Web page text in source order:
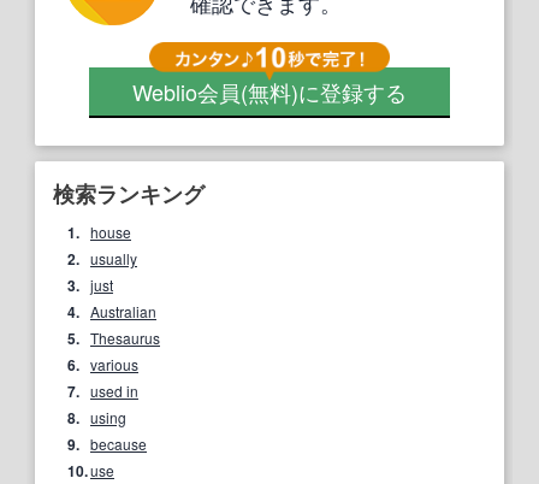
Weblio会員(無料)に登録する
検索ランキング
1. house
2. usually
3. just
4. Australian
5. Thesaurus
6. various
7. used in
8. using
9. because
10.use